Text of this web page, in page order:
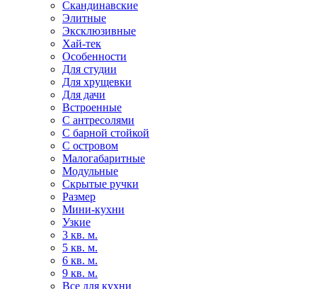
Скандинавские
Элитные
Эксклюзивные
Хай-тек
Особенности
Для студии
Для хрущевки
Для дачи
Встроенные
С антресолями
С барной стойкой
С островом
Малогабаритные
Модульные
Скрытые ручки
Размер
Мини-кухни
Узкие
3 кв. м.
5 кв. м.
6 кв. м.
9 кв. м.
Все для кухни